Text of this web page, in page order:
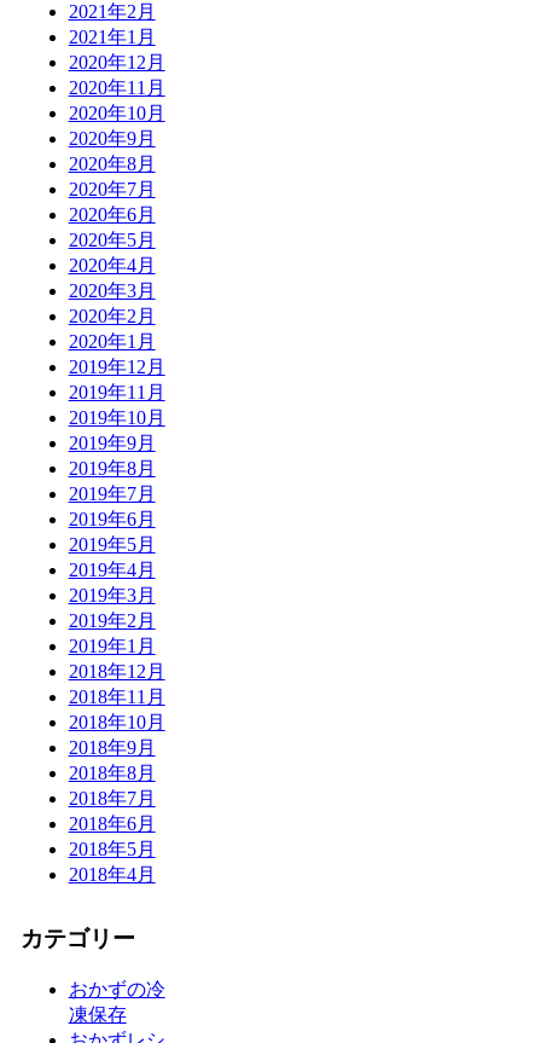
2021年2月
2021年1月
2020年12月
2020年11月
2020年10月
2020年9月
2020年8月
2020年7月
2020年6月
2020年5月
2020年4月
2020年3月
2020年2月
2020年1月
2019年12月
2019年11月
2019年10月
2019年9月
2019年8月
2019年7月
2019年6月
2019年5月
2019年4月
2019年3月
2019年2月
2019年1月
2018年12月
2018年11月
2018年10月
2018年9月
2018年8月
2018年7月
2018年6月
2018年5月
2018年4月
カテゴリー
おかずの冷
凍保存